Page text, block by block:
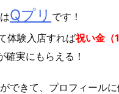
Qプリ です！
体験入店すれば祝い金（
確実にもらえる！
ができて、プロフィール